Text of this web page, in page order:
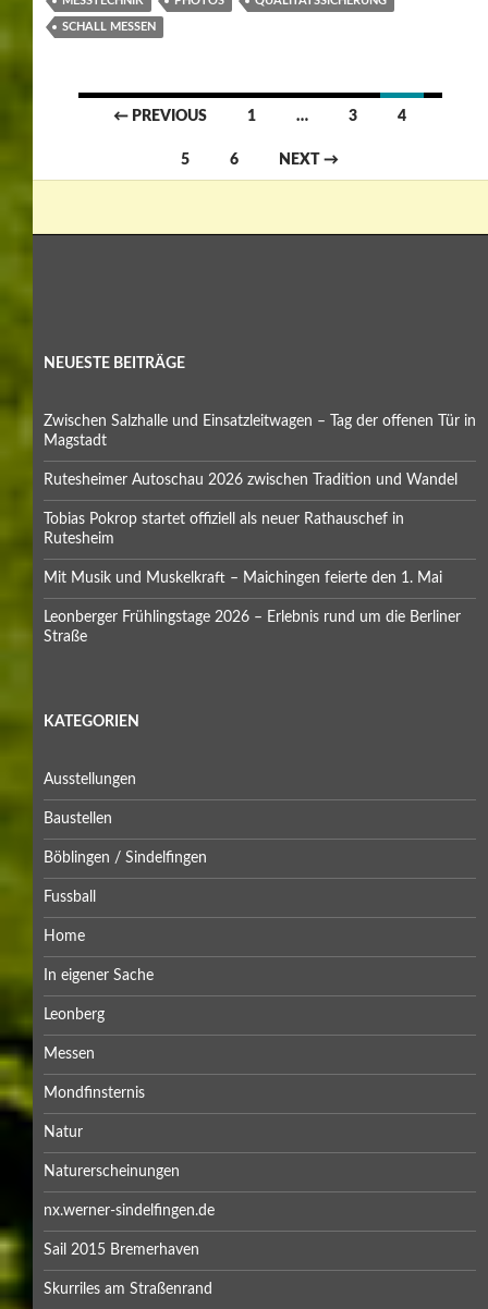
SCHALL MESSEN
Posts
navigation
← PREVIOUS 1 … 3 4
5 6 NEXT →
NEUESTE BEITRÄGE
Zwischen Salzhalle und Einsatzleitwagen – Tag der offenen Tür in
Magstadt
Rutesheimer Autoschau 2026 zwischen Tradition und Wandel
Tobias Pokrop startet offiziell als neuer Rathauschef in
Rutesheim
Mit Musik und Muskelkraft – Maichingen feierte den 1. Mai
Leonberger Frühlingstage 2026 – Erlebnis rund um die Berliner
Straße
KATEGORIEN
Ausstellungen
Baustellen
Böblingen / Sindelfingen
Fussball
Home
In eigener Sache
Leonberg
Messen
Mondfinsternis
Natur
Naturerscheinungen
nx.werner-sindelfingen.de
Sail 2015 Bremerhaven
Skurriles am Straßenrand